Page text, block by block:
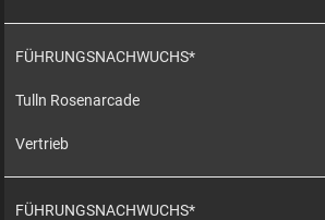
FÜHRUNGSNACHWUCHS*
Tulln Rosenarcade
Vertrieb
FÜHRUNGSNACHWUCHS*